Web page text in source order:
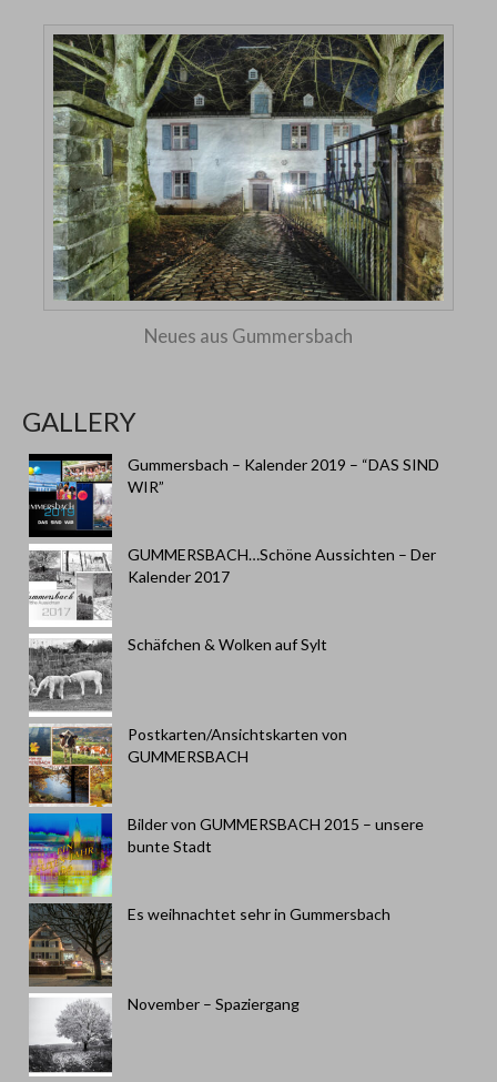
Neues aus Gummersbach
GALLERY
Gummersbach – Kalender 2019 – “DAS SIND
WIR”
GUMMERSBACH…Schöne Aussichten – Der
Kalender 2017
Schäfchen & Wolken auf Sylt
Postkarten/Ansichtskarten von
GUMMERSBACH
Bilder von GUMMERSBACH 2015 – unsere
bunte Stadt
Es weihnachtet sehr in Gummersbach
November – Spaziergang